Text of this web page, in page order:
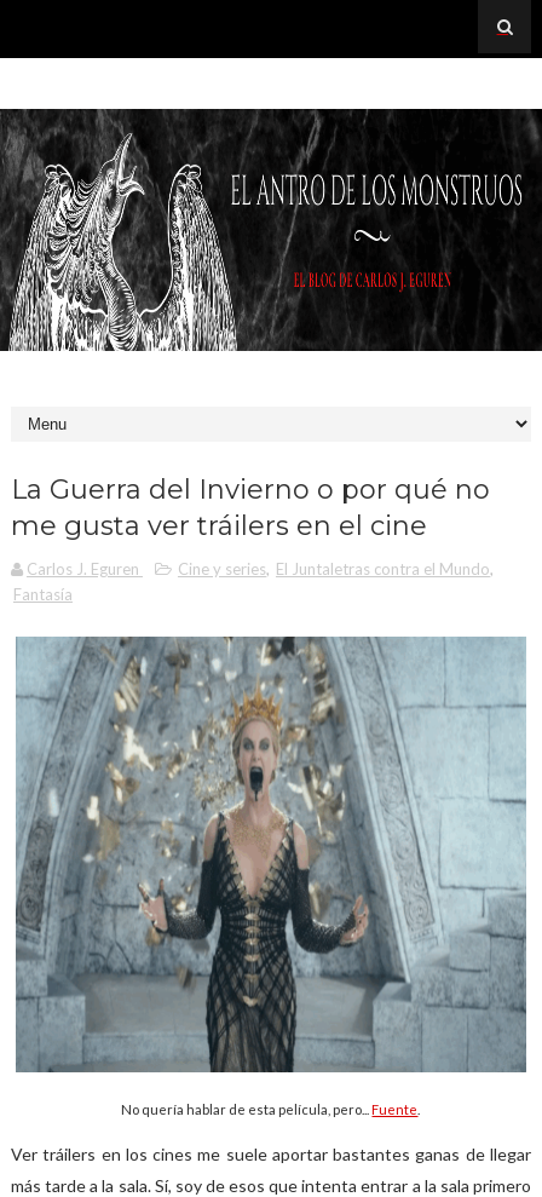
La Guerra del Invierno o por qué no
me gusta ver tráilers en el cine
Carlos J. Eguren Cine y series, El Juntaletras contra el Mundo,
Fantasía
No quería hablar de esta película, pero...Fuente
Ver tráilers en los cines me suele aportar bastantes ganas de llegar
más tarde a la sala. Sí, soy de esos que intenta entrar a la sala primero